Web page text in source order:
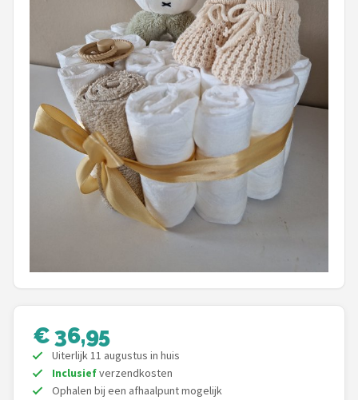
POPULAIRE MERKEN
Chouette-Chouette
Little Dutch
Happy Horse
Soft Touch
Meyco
Stokke
Done by Deer
Funnies.
€ 36,95
Uiterlijk 11 augustus in huis
Inclusiefverzendkosten
Ophalen bij een afhaalpunt mogelijk